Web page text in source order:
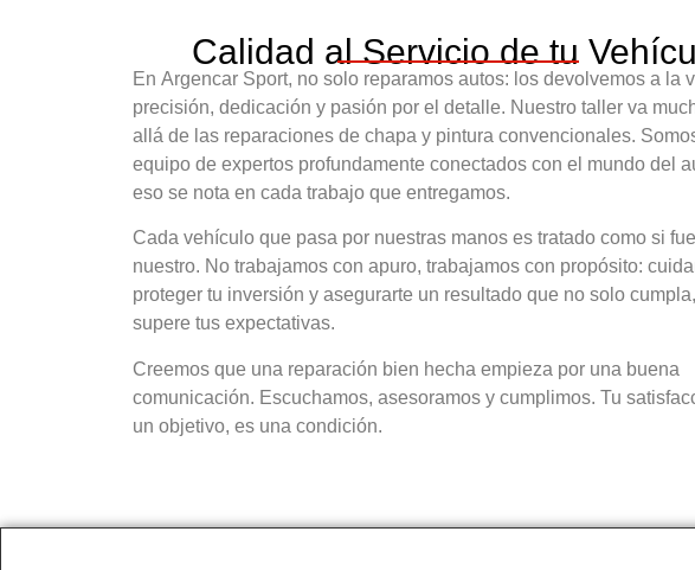
Calidad al Servicio de tu
En Argencar Sport, no solo reparamos autos: los devolvemos a la
precisión, dedicación y pasión por el detalle. Nuestro taller va
allá de las reparaciones de chapa y pintura convencionales.
equipo de expertos profundamente conectados con el mundo del
eso se nota en cada trabajo que entregamos.
Cada vehículo que pasa por nuestras manos es tratado como si
nuestro. No trabajamos con apuro, trabajamos con propósito:
proteger tu inversión y asegurarte un resultado que no solo
supere tus expectativas.
Creemos que una reparación bien hecha empieza por una buena
comunicación. Escuchamos, asesoramos y cumplimos. Tu
un objetivo, es una condición.